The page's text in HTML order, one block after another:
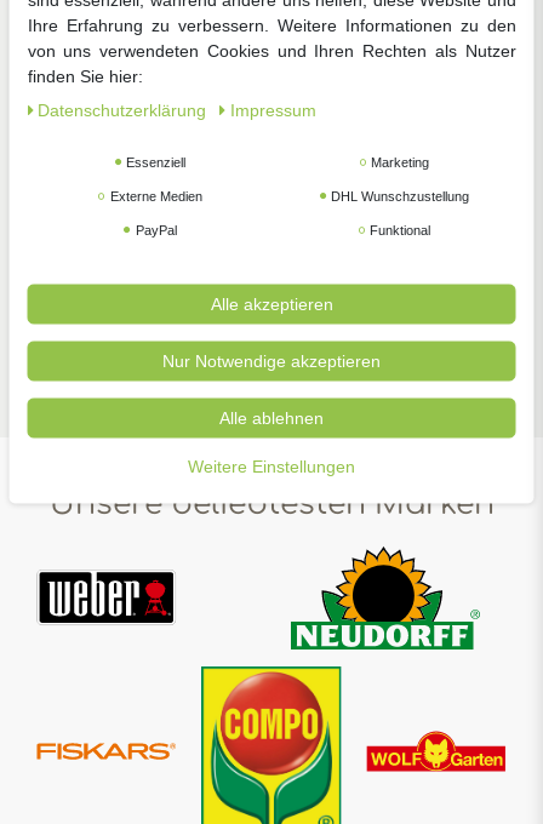
Zimmerpflanzen Gartengeräte
Unsere beliebtesten Marken
Ihre Erfahrung zu verbessern. Weitere Informationen zu den
von uns verwendeten Cookies und Ihren Rechten als Nutzer
finden Sie hier:
Daten­schutz­erklärung
Impressum
Essenziell Marketing
Externe Medien DHL Wunschzustellung
PayPal Funktional
Alle akzeptieren
Nur Notwendige akzeptieren
Alle ablehnen
Weitere Einstellungen